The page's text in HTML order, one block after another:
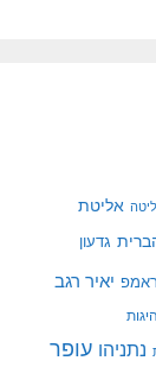
אליטת
גדעון
יאיר רגב
נתניהו עופר